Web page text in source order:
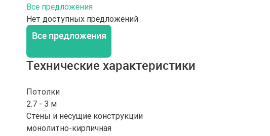
Все предложения
Нет доступных предложений
Все предложения
Технические характеристики
Потолки
2.7 - 3 м
Стены и несущие конструкции
монолитно-кирпичная